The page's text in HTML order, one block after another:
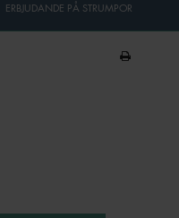
ERBJUDANDE PÅ STRUMPOR